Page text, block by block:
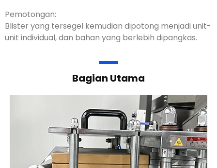
Pemotongan:
Blister yang tersegel kemudian dipotong menjadi unit-
unit individual, dan bahan yang berlebih dipangkas.
Bagian Utama